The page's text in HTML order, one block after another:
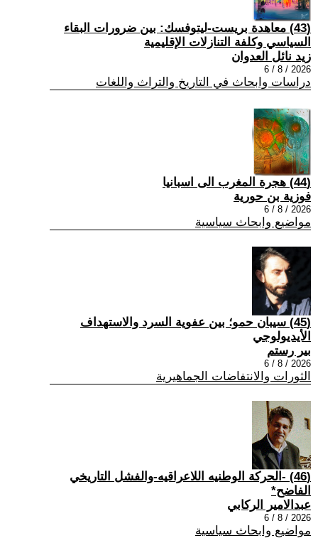
(43) معاهدة بريست-ليتوفسك: بين ضرورات البقاء
السياسي وكلفة التنازلات الإقليمية
زيد نائل العدوان
2026 / 8 / 6
دراسات وابحاث في التاريخ والتراث واللغات
(44) هجرة المغرب الى اسبانيا
فوزية بن حورية
2026 / 8 / 6
مواضيع وابحاث سياسية
(45) سيبان حمو؛ بين عفوية السرد والاستهداف
الأيديولوجي
بير رستم
2026 / 8 / 6
الثورات والانتفاضات الجماهيرية
(46) -الحركة الوطنيه اللاعراقيه-والفشل التاريخي
الفاضح*
عبدالامير الركابي
2026 / 8 / 6
مواضيع وابحاث سياسية